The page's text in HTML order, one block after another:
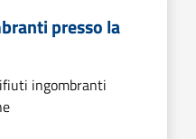
presso la
ingombranti